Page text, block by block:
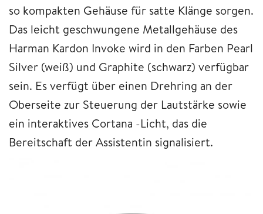
so kompakten Gehäuse für satte Klänge sorgen.
Das leicht geschwungene Metallgehäuse des
Harman Kardon Invoke wird in den Farben Pearl
Silver (weiß) und Graphite (schwarz) verfügbar
sein. Es verfügt über einen Drehring an der
Oberseite zur Steuerung der Lautstärke sowie
ein interaktives Cortana -Licht, das die
Bereitschaft der Assistentin signalisiert.